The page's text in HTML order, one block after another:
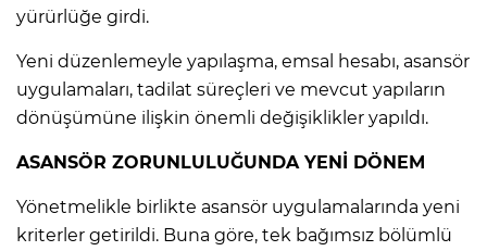
yürürlüğe girdi.
Yeni düzenlemeyle yapılaşma, emsal hesabı, asansör
uygulamaları, tadilat süreçleri ve mevcut yapıların
dönüşümüne ilişkin önemli değişiklikler yapıldı.
ASANSÖR ZORUNLULUĞUNDA YENİ DÖNEM
Yönetmelikle birlikte asansör uygulamalarında yeni
kriterler getirildi. Buna göre, tek bağımsız bölümlü